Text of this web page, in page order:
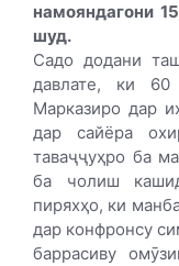
намояндагони
шуд.
Садо додани
давлате, ки 60
Марказиро дар
дар сайёра
таваҷҷуҳро ба
ба чолиш
пиряхҳо, ки
дар конфронсу
баррасиву